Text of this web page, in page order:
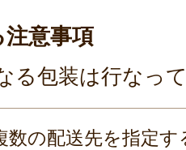
意事項
る包装は行なっ
の配送先を指定